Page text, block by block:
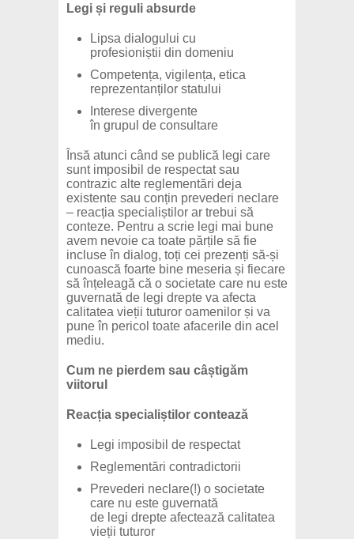
Legi și reguli absurde
Lipsa dialogului cu
profesioniștii din domeniu
Competența, vigilența, etica
reprezentanților statului
Interese divergente
în grupul de consultare
Însă atunci când se publică legi care
sunt imposibil de respectat sau
contrazic alte reglementări deja
existente sau conțin prevederi neclare
– reacția specialiștilor ar trebui să
conteze. Pentru a scrie legi mai bune
avem nevoie ca toate părțile să fie
incluse în dialog, toți cei prezenți să-și
cunoască foarte bine meseria și fiecare
să înțeleagă că o societate care nu este
guvernată de legi drepte va afecta
calitatea vieții tuturor oamenilor și va
pune în pericol toate afacerile din acel
mediu.
Cum ne pierdem sau câștigăm
viitorul
Reacția specialiștilor contează
Legi imposibil de respectat
Reglementări contradictorii
Prevederi neclare(!) o societate
care nu este guvernată
de legi drepte afectează calitatea
vieții tuturor